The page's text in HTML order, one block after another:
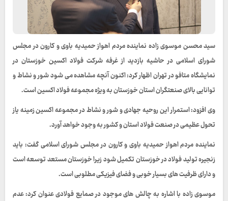
سید محسن موسوی زاده نماینده مردم اهواز حمیدیه باوی و کارون در مجلس
شورای اسلامی در حاشیه بازدید از غرفه شرکت فولاد اکسین خوزستان در
نمایشگاه متافو در تهران اظهار کرد: اکنون آنچه مشاهده می شود شور و نشاط و
توانایی بالای صنعتگران استان خوزستان به ویژه مجموعه فولاد اکسین است.
وی افزود: استمرار این روحیه جهادی و شور و نشاط در مجموعه اکسین زمینه یاز
تحول عظیمی در صنعت فولاد استان و کشور به وجود خواهد آورد.
نماینده مردم اهواز حمیدیه باوی و کارون در مجلس شورای اسلامی گفت: باید
زنجیره تولید فولاد در خوزستان تکمیل شود زیرا خوزستان مستعد توسعه است
و دارای ظرفیت های بسیار خوبی و فضای فیزیکی مطلوبی است.
موسوی زاده با اشاره به چالش های موجود در صمایع فولادی عنوان کرد: عدم